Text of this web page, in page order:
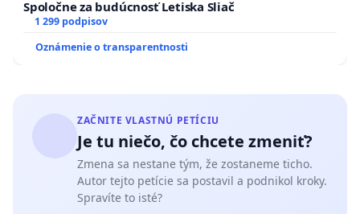
Spoločne za budúcnosť Letiska Sliač
1 299 podpisov
Oznámenie o transparentnosti
ZAČNITE VLASTNÚ PETÍCIU
Je tu niečo, čo chcete zmeniť?
Zmena sa nestane tým, že zostaneme ticho.
Autor tejto petície sa postavil a podnikol kroky.
Spravíte to isté?